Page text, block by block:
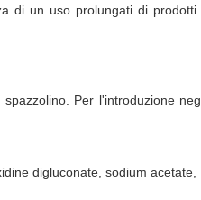
un uso prolungati di
Per l'introduzione
digluconate, sodium